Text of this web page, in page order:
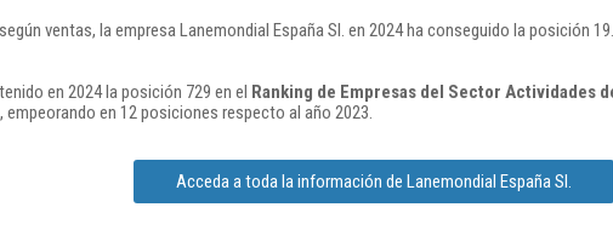
según ventas, la empresa Lanemondial España Sl. en 2024 ha conseguido la posición
en 2024 la posición 729 en el Ranking de Empresas del Sector Actividades
empeorando en 12 posiciones respecto al año 2023.
Acceda a toda la información de Lanemondial España Sl.